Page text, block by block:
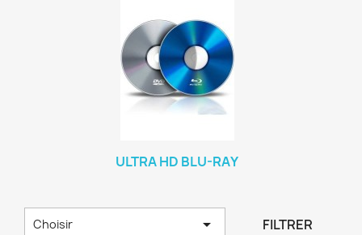
ULTRA HD BLU-RAY
Choisir  FILTRER